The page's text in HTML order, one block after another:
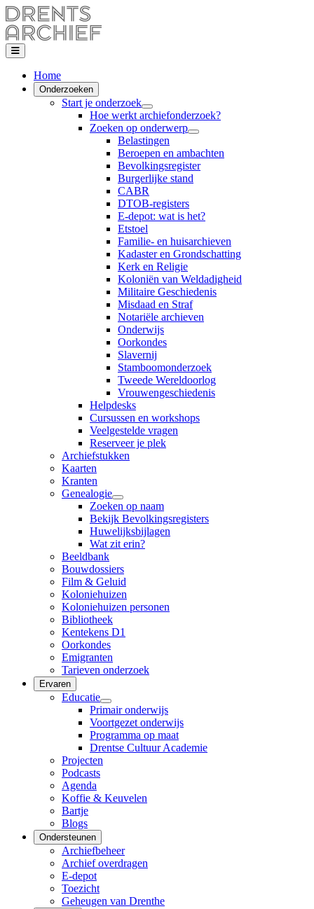
Home
Onderzoeken
Start je onderzoek
Hoe werkt archiefonderzoek?
Zoeken op onderwerp
Belastingen
Beroepen en ambachten
Bevolkingsregister
Burgerlijke stand
CABR
DTOB-registers
E-depot: wat is het?
Etstoel
Familie- en huisarchieven
Kadaster en Grondschatting
Kerk en Religie
Koloniën van Weldadigheid
Militaire Geschiedenis
Misdaad en Straf
Notariële archieven
Onderwijs
Oorkondes
Slavernij
Stamboomonderzoek
Tweede Wereldoorlog
Vrouwengeschiedenis
Helpdesks
Cursussen en workshops
Veelgestelde vragen
Reserveer je plek
Archiefstukken
Kaarten
Kranten
Genealogie
Zoeken op naam
Bekijk Bevolkingsregisters
Huwelijksbijlagen
Wat zit erin?
Beeldbank
Bouwdossiers
Film & Geluid
Koloniehuizen
Koloniehuizen personen
Bibliotheek
Kentekens D1
Oorkondes
Emigranten
Tarieven onderzoek
Ervaren
Educatie
Primair onderwijs
Voortgezet onderwijs
Programma op maat
Drentse Cultuur Academie
Projecten
Podcasts
Agenda
Koffie & Keuvelen
Bartje
Blogs
Ondersteunen
Archiefbeheer
Archief overdragen
E-depot
Toezicht
Geheugen van Drenthe